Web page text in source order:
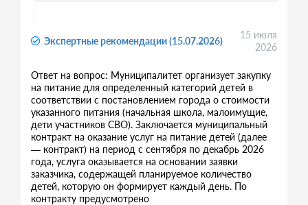
Экспертные рекомендации (15.07.2026)
15 июля
2026
Ответ на вопрос: Муниципалитет организует закупку
на питание для определенный категорий детей в
соответствии с постановлением города о стоимости
указанного питания (начальная школа, малоимущие,
дети участников СВО). Заключается муниципальный
контракт на оказание услуг на питание детей (далее
— контракт) на период с сентября по декабрь 2026
года, услуга оказывается на основании заявки
заказчика, содержащей планируемое количество
детей, которую он формирует каждый день. По
контракту предусмотрено